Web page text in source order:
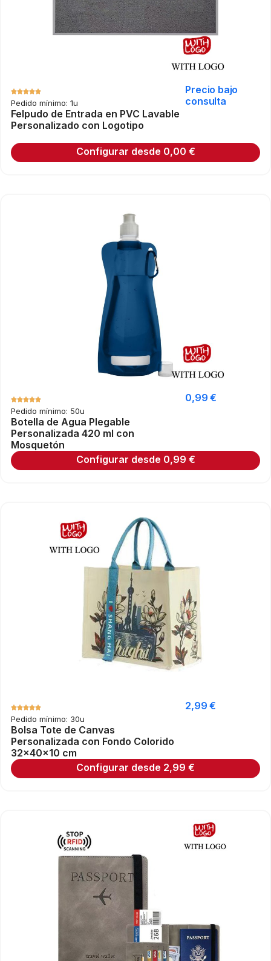
Pedido mínimo: 1u
Felpudo de Entrada en PVC Lavable
Personalizado con Logotipo
Precio bajo
consulta
Configurar desde 0,00 €
Pedido mínimo: 50u
Botella de Agua Plegable
Personalizada 420 ml con
Mosquetón
0,99€
Configurar desde 0,99 €
Pedido mínimo: 30u
Bolsa Tote de Canvas
Personalizada con Fondo Colorido
32×40×10 cm
2,99€
Configurar desde 2,99 €